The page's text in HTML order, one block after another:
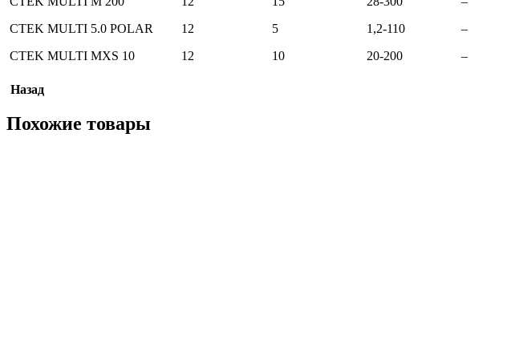
CTEK MULTI 5.0 POLAR
12 5 1,2-110 –
CTEK MULTI MXS 10
12 10 20-200 –
Назад
Похожие товары